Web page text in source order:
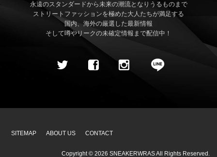
永遠のスタンダードから未来の潮流となりうるものまで
ストリートファッションを極めた大人たちが満足する
国内、海外の厳選した最新情報
そして噂やリークの未確定情報まで配信中！
SITEMAP ABOUT US CONTACT
Copyright © 2026 SNEAKERWRASAll Rights Reserved.